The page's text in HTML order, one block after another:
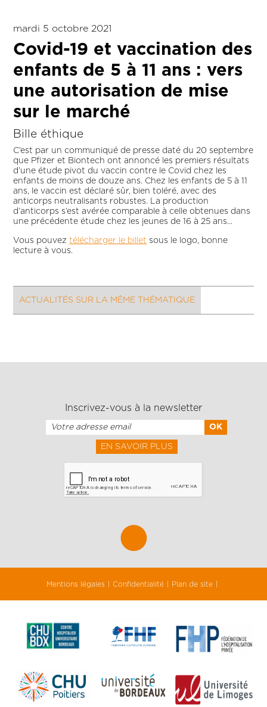
mardi 5 octobre 2021
Covid-19 et vaccination des
enfants de 5 à 11 ans : vers
une autorisation de mise
sur le marché
Bille éthique
C’est par un communiqué de presse daté du 20 septembre
que Pfizer et Biontech ont annoncé les premiers résultats
d’une étude pivot du vaccin contre le Covid chez les
enfants de moins de douze ans. Chez les enfants de 5 à 11
ans, le vaccin est déclaré sûr, bien toléré, avec des
anticorps neutralisants robustes. La production
d’anticorps s’est avérée comparable à celle obtenues dans
une précédente étude chez les jeunes de 16 à 25 ans...
Vous pouveztélécharger le billet sous le logo, bonne
lecture à vous.
ACTUALITÉS SUR LA MÊME THÉMATIQUE
Inscrivez-vous à la newsletter
EN SAVOIR PLUS
Mentions légales Confidentialité Plan de site